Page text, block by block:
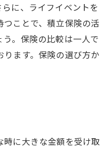
に、ライフイベントを
ことで、積立保険の活
。保険の比較は一人で
ます。保険の選び方か
に大きな金額を受け取